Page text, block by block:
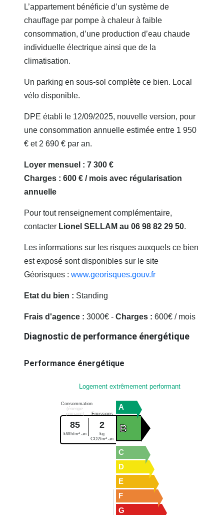
L’appartement bénéficie d’un système de
chauffage par pompe à chaleur à faible
consommation, d’une production d’eau chaude
individuelle électrique ainsi que de la
climatisation.
Un parking en sous-sol complète ce bien. Local
vélo disponible.
DPE établi le 12/09/2025, nouvelle version, pour
une consommation annuelle estimée entre 1 950
€ et 2 690 € par an.
Loyer mensuel : 7 300 €
Charges : 600 € / mois avec régularisation
annuelle
Pour tout renseignement complémentaire,
contacter Lionel SELLAM au 06 98 82 29 50.
Les informations sur les risques auxquels ce bien
est exposé sont disponibles sur le site
Géorisques : www.georisques.gouv.fr
Etat du bien : Standing
Frais d'agence : 3000€ - Charges : 600€ / mois
Diagnostic de performance énergétique
Performance énergétique
Logement extrêmement performant
A
Consommation
(énergie
primaire)
Emissions
85
kWh/m².an
2
kg
CO2/m².an
B
C
D
E
F
G